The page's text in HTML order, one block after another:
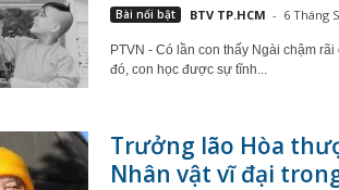
Bài nổi bật BTV TP.HCM - 6 Tháng
PTVN - Có lần con thấy Ngài chậm
đó, con học được sự tĩnh...
Trưởng lão Hòa
Nhân vật vĩ đại